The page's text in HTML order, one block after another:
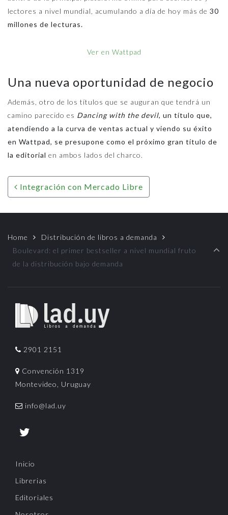
lectores a nivel mundial, acumulando a día de hoy más de 30
millones de lecturas.
Ver en Wattpad
Una nueva oportunidad de negocio
Además, otro de los títulos que se auguran que tendrá un
camino parecido es Dancing with the devil, un título que,
atendiendo a la curva de ventas actual y viendo su éxito
en Wattpad, se presupone como el próximo gran título de
la editorial en ambos lados del charco.
Post navigation
Integración con Mercado Libre
Home
Distribución de libros a demanda
Boulevard: el primer bestseller a nivel mundial fruto
de la distribución bajo demanda
2901 2151
Convención 1319
Montevideo, Uruguay
info@lad.uy
Inicio
Librerias
Editoriales